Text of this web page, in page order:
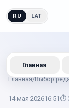
RU LAT
Главная/Выбор
14 мая 202616:51 ⏱
Главная